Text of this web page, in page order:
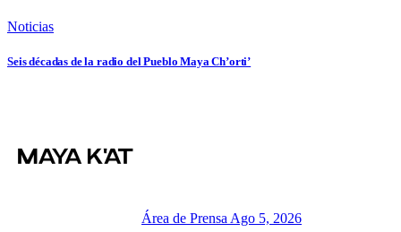
Noticias
Seis décadas de la radio del Pueblo Maya Ch’orti’
Área de Prensa Ago 5, 2026